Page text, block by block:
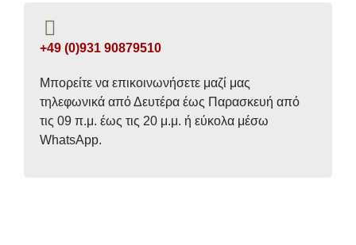
+49 (0)931 90879510
Μπορείτε να επικοινωνήσετε μαζί μας
τηλεφωνικά από Δευτέρα έως Παρασκευή από
τις 09 π.μ. έως τις 20 μ.μ. ή εύκολα μέσω
WhatsApp.